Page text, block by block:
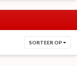
SORTEER OP